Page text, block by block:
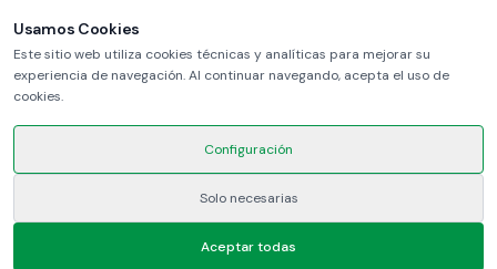
heading
lead
YouTube
Usamos Cookies
Este sitio web utiliza cookies técnicas y analíticas para mejorar su
experiencia de navegación. Al continuar navegando, acepta el uso de
cookies.
Configuración
Solo necesarias
Aceptar todas